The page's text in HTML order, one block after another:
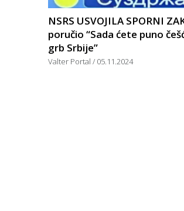
NSRS USVOJILA SPORNI
poručio “Sada ćete puno
grb Srbije”
Valter Portal 05.11.2024